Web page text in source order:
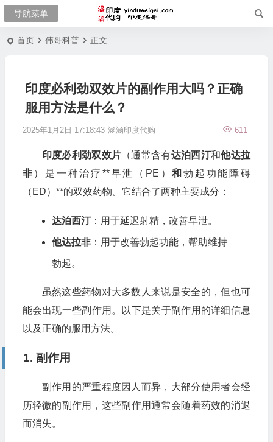
首页 伟哥科普 正文
印度必利劲双效片的副作用大吗？正确
服用方法是什么？
2025年1月2日 17:18:43 涵涵印度代购 611
印度必利劲双效片 （通常含有达泊西汀和他达拉
非 ）是一种治疗**早泄（PE）和勃起功能障碍
（ED）**的双效药物。它结合了两种主要成分：
达泊西汀：用于延迟射精，改善早泄。
他达拉非：用于改善勃起功能，帮助维持
勃起。
虽然这些药物对大多数人来说是安全的，但也可
能会出现一些副作用。以下是关于副作用的详细信息
以及正确的服用方法。
1. 副作用
副作用的严重程度因人而异，大部分使用者会经
历轻微的副作用，这些副作用通常会随着药效的消退
而消失。